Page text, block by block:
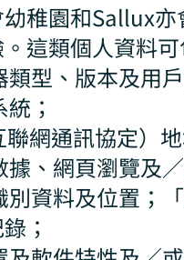
稚園和Sallux
這類個人資料可
類型、版本及用
；
聯網通訊協定）
據、網頁瀏覽及
別資料及位置；
；